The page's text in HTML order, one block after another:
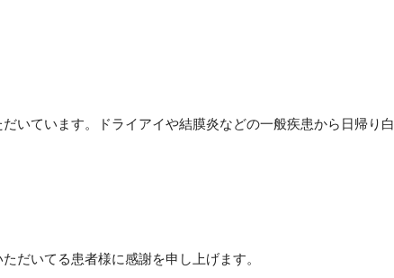
いています。ドライアイや結膜炎などの一般疾患から日帰り白
だいてる患者様に感謝を申し上げます。